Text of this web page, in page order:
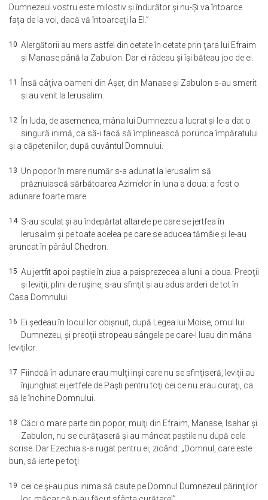
Dumnezeul vostru este milostiv şi îndurător şi nu-Şi va întoarce
faţa de la voi, dacă vă întoarceţi la El.”
10 Alergătorii au mers astfel din cetate în cetate prin ţara lui Efraim
şi Manase până la Zabulon. Dar ei râdeau şi îşi băteau joc de ei.
11
Însă câţiva oameni din Aşer, din Manase şi Zabulon s-au smerit
şi au venit la Ierusalim.
12
În Iuda, de asemenea, mâna lui Dumnezeu a lucrat şi le-a dat o
singură inimă, ca să-i facă să împlinească porunca împăratului
şi a căpeteniilor, după cuvântul Domnului.
13 Un popor în mare număr s-a adunat la Ierusalim să
prăznuiască sărbătoarea Azimelor în luna a doua: a fost o
adunare foarte mare.
14 S-au sculat şi au îndepărtat altarele pe care se jertfea în
Ierusalim şi pe toate acelea pe care se aducea tămâie şi le-au
aruncat în pârâul Chedron.
15 Au jertfit apoi paştile în ziua a paisprezecea a lunii a doua. Preoţii
şi leviţii, plini de ruşine, s-au sfinţit şi au adus arderi de tot în
Casa Domnului.
16 Ei şedeau în locul lor obişnuit, după Legea lui Moise, omul lui
Dumnezeu, şi preoţii stropeau sângele pe care-l luau din mâna
leviţilor.
17 Fiindcă în adunare erau mulţi inşi care nu se sfinţiseră, leviţii au
înjunghiat ei jertfele de Paşti pentru toţi cei ce nu erau curaţi, ca
să le închine Domnului.
18 Căci o mare parte din popor, mulţi din Efraim, Manase, Isahar şi
Zabulon, nu se curăţaseră şi au mâncat paştile nu după cele
scrise. Dar Ezechia s-a rugat pentru ei, zicând: „Domnul, care este
bun, să ierte pe toţi
19 cei ce şi-au pus inima să caute pe Domnul Dumnezeul părinţilor